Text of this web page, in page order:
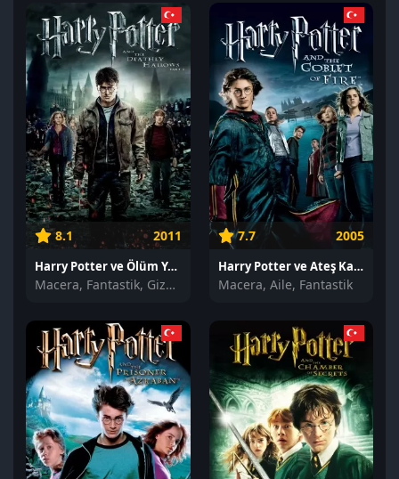
8.1 2011
Harry Potter ve Ölüm Yadigarları: Bölüm 2 izle
Macera, Fantastik, Gizem
7.7 2005
Harry Potter ve Ateş Kadehi izle
Macera, Aile, Fantastik